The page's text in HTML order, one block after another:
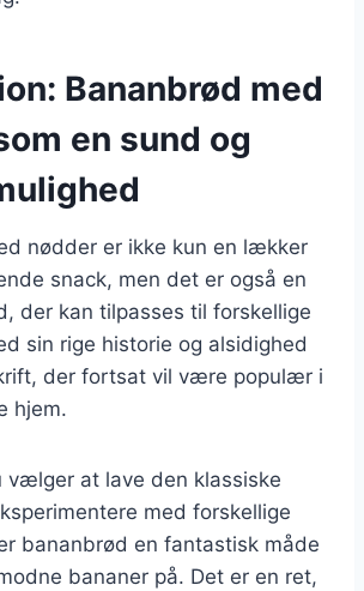
Bananbrød med
en sund og
nødder er ikke kun en lækker
snack, men det er også en
der kan tilpasses til forskellige
sin rige historie og alsidighed
der fortsat vil være populær i
hjem.
vælger at lave den klassiske
med forskellige
bananbrød en fantastisk måde
bananer på. Det er en ret,